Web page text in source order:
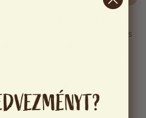
minőségi tejsavófehérje,
eltávolítottuk belőle a laktózt a
Tartalmazza mind a 9 esszenciális
építőkövei.